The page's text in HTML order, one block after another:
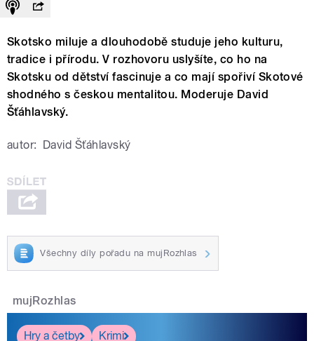
Skotsko miluje a dlouhodobě studuje jeho kulturu,
tradice i přírodu. V rozhovoru uslyšíte, co ho na
Skotsku od dětství fascinuje a co mají spořiví Skotové
shodného s českou mentalitou. Moderuje David
Šťáhlavský.
autor: David Šťáhlavský
Všechny díly pořadu na mujRozhlas
mujRozhlas
Hry a četby
Krimi